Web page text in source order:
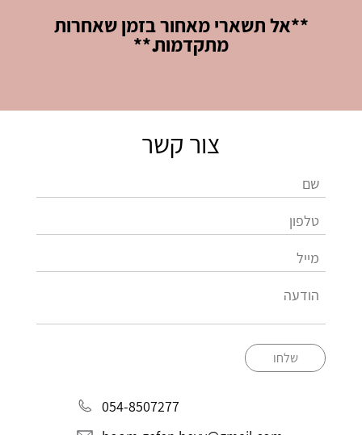
**אל תשארי מאחור בזמן שאחרות
מתקדמות.**
צור קשר
שלחו
054-8507277